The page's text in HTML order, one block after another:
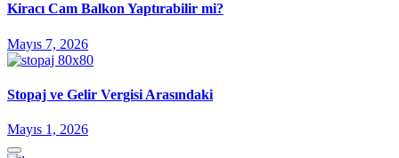
Kiracı Cam Balkon Yaptırabilir mi?
Mayıs 7, 2026
Stopaj ve Gelir Vergisi Arasındaki
Mayıs 1, 2026